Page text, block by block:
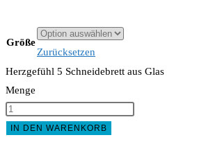
Größe
Zurücksetzen
Herzgefühl 5 Schneidebrett aus Glas
Menge
IN DEN WARENKORB